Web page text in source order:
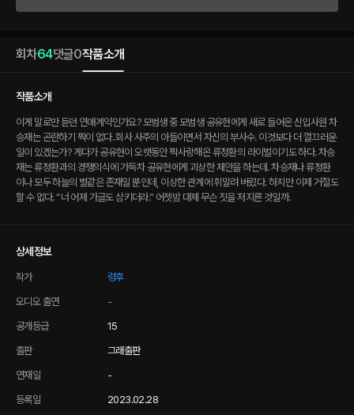
회차64댓글0작품소개
작품소개
이게 말로만 듣던 연애계약인가요? 모범생 중 모범생 공유현에게 새로 들어온 신입사원 차
승재는 곤란하기 짝이 없다. 회사 사주의 아들이면서 자신의 부사수. 이것보다 더 껄끄러운
일이 있겠는가? 게다가 공유현이 오랫동안 짝사랑해온 류정환의 라이벌이기도 하다. 차승
재는 류정환과의 경쟁의식에 가득차 공유현에게 괴상한 제안을 하는데. 차승재나 류정환
이나 모두 하늘의 별같은 존재일 뿐인데, 이상한 관계에 휘말려 버렸다. 하지만 이제 거절도
할 수 없다. “너 어제 가글도 삼키더라.” 어젯밤 대체 무슨 짓을 저지른 것일까.
상세정보
작가 령후
오디오 출연 -
공개등급 15
출판 그래출판
연재일 -
등록일 2023.02.28